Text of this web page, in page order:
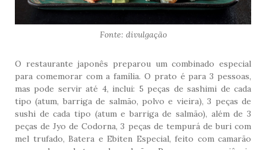
Fonte: divulgação
O restaurante japonês preparou um combinado especial
para comemorar com a família. O prato é para 3 pessoas,
mas pode servir até 4, inclui: 5 peças de sashimi de cada
tipo (atum, barriga de salmão, polvo e vieira), 3 peças de
sushi de cada tipo (atum e barriga de salmão), além de 3
peças de Jyo de Codorna, 3 peças de tempurá de buri com
mel trufado, Batera e Ebiten Especial, feito com camarão